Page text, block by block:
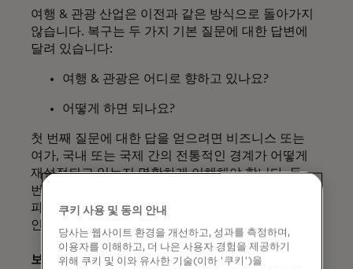
여행 & 관광 산업은 이전과 같은 방식으로 돌아가지
않습니다. 복구는 두 가지 기본 질문에 대한 답변에
달려 있습니다:
여행 & 관광은 어디로 향하고 있나요?
어떻게 하면 되나요?
첫 번째 질문에 대한 답을 얻으려면 비즈니스 또는
여가, 국내 또는 국제 간의 전통적인 경계가 어떻게
재설정되고 있는지 명확하게 이해해야 합니다. 두
번째 질문에 대한 답은 이러한 이해를 디지털 우선
파트너십과 데이터 기반 여행자 세분화에서 얻은
인사이트에 적용하는 데서 찾을 수 있습니다.
보고서를 다운로드하여 각국 정부가 공공 및 민간
쿠키 사용 및 동의 안내
당사는 웹사이트 환경을 개선하고, 성과를 측정하며,
이용자를 이해하고, 더 나은 사용자 경험을 제공하기
위해 쿠키 및 이와 유사한 기술(이하 '쿠키')을